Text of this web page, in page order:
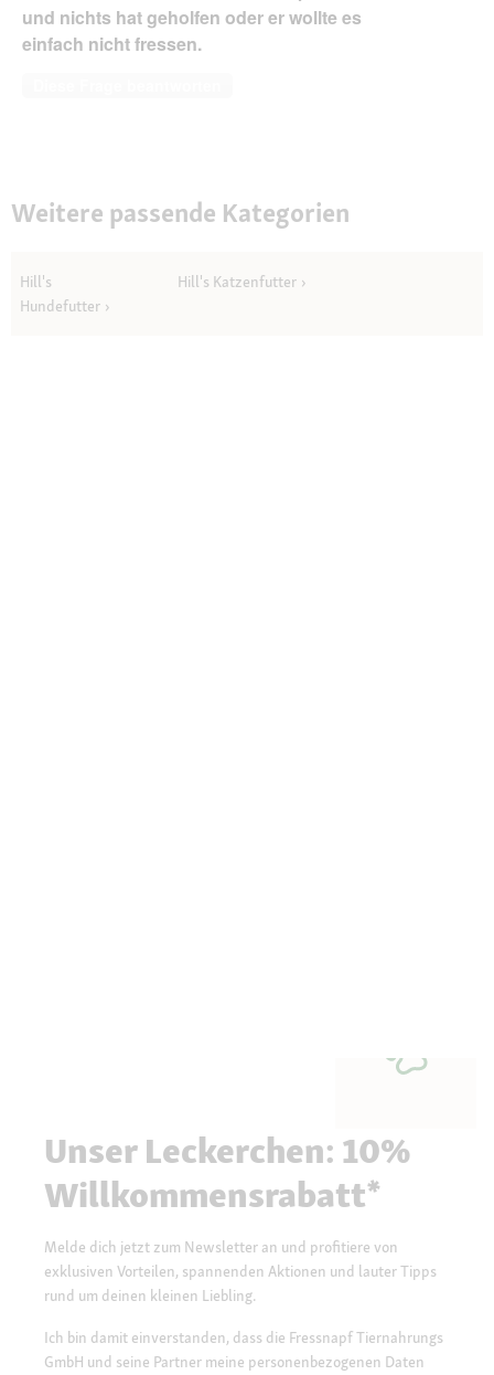
und nichts hat geholfen oder er wollte es
einfach nicht fressen.
Weitere passende Kategorien
Hill's
Hundefutter
Hill's Katzenfutter
Unser Leckerchen: 10%
Willkommensrabatt*
Melde dich jetzt zum Newsletter an und profitiere von
exklusiven Vorteilen, spannenden Aktionen und lauter Tipps
rund um deinen kleinen Liebling.
Ich bin damit einverstanden, dass die Fressnapf Tiernahrungs
GmbH und seine Partner meine personenbezogenen Daten